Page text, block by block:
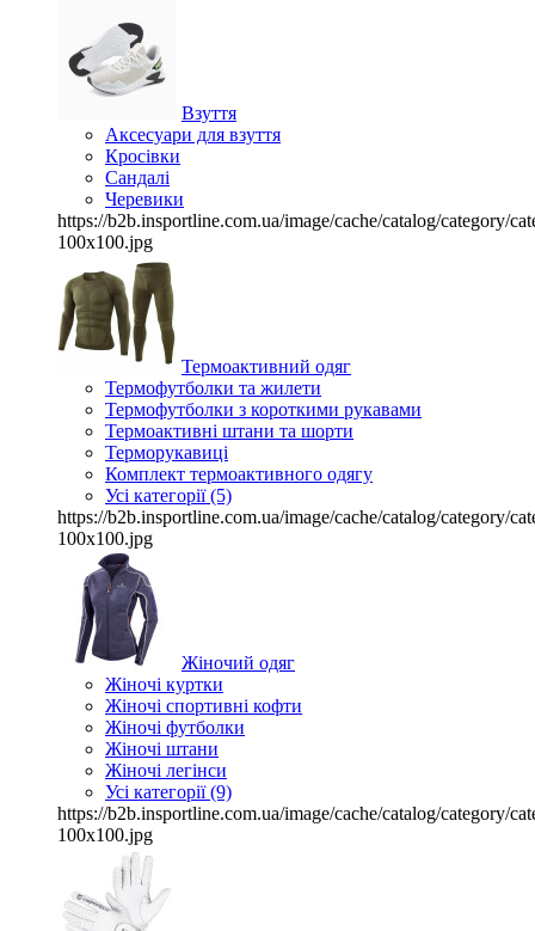
Взуття
Аксесуари для взуття
Кросівки
Сандалі
Черевики
https://b2b.insportline.com.ua/image/cache/catalog/category/
100x100.jpg
Термоактивний одяг
Термофутболки та жилети
Термофутболки з короткими рукавами
Термоактивні штани та шорти
Терморукавиці
Комплект термоактивного одягу
Усі категорії (5)
https://b2b.insportline.com.ua/image/cache/catalog/category/
100x100.jpg
Жіночий одяг
Жіночі куртки
Жіночі спортивні кофти
Жіночі футболки
Жіночі штани
Жіночі легінси
Усі категорії (9)
https://b2b.insportline.com.ua/image/cache/catalog/category/
100x100.jpg